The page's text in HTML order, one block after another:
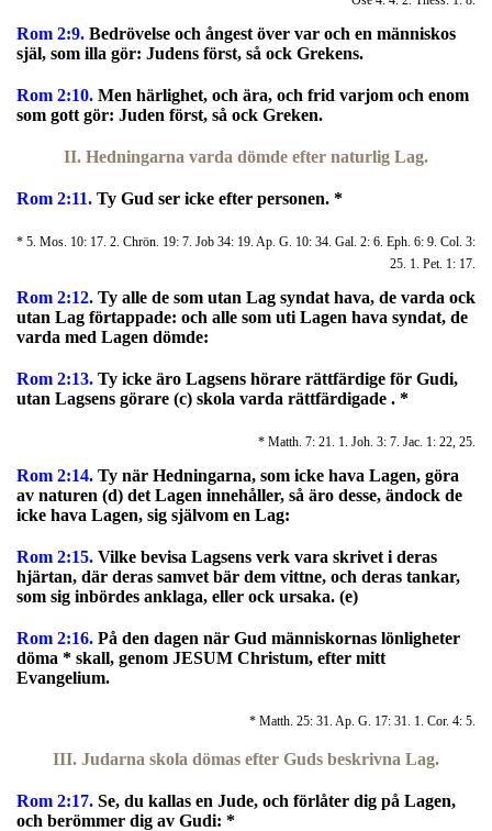
Rom 2:9. Bedrövelse och ångest över var och en människos
själ, som illa gör: Judens först, så ock Grekens.
Rom 2:10. Men härlighet, och ära, och frid varjom och enom
som gott gör: Juden först, så ock Greken.
II. Hedningarna varda dömde efter naturlig Lag.
Rom 2:11. Ty Gud ser icke efter personen. *
* 5. Mos. 10: 17. 2. Chrön. 19: 7. Job 34: 19. Ap. G. 10: 34. Gal. 2: 6. Eph. 6: 9. Col. 3:
25. 1. Pet. 1: 17.
Rom 2:12. Ty alle de som utan Lag syndat hava, de varda ock
utan Lag förtappade: och alle som uti Lagen hava syndat, de
varda med Lagen dömde:
Rom 2:13. Ty icke äro Lagsens hörare rättfärdige för Gudi,
utan Lagsens görare (c) skola varda rättfärdigade . *
* Matth. 7: 21. 1. Joh. 3: 7. Jac. 1: 22, 25.
Rom 2:14. Ty när Hedningarna, som icke hava Lagen, göra
av naturen (d) det Lagen innehåller, så äro desse, ändock de
icke hava Lagen, sig självom en Lag:
Rom 2:15. Vilke bevisa Lagsens verk vara skrivet i deras
hjärtan, där deras samvet bär dem vittne, och deras tankar,
som sig inbördes anklaga, eller ock ursaka. (e)
Rom 2:16. På den dagen när Gud människornas lönligheter
döma * skall, genom JESUM Christum, efter mitt
Evangelium.
* Matth. 25: 31. Ap. G. 17: 31. 1. Cor. 4: 5.
III. Judarna skola dömas efter Guds beskrivna Lag.
Rom 2:17. Se, du kallas en Jude, och förlåter dig på Lagen,
och berömmer dig av Gudi: *